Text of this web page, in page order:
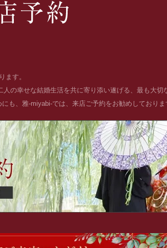
ます。
の幸せな結婚生活を共に寄り添い遂げる、最も大切
も、雅-miyabi-では、来店ご予約をお勧めしておりま